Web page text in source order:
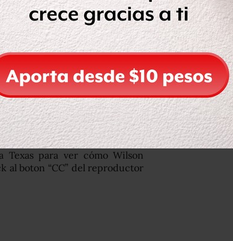
Texas para ver cómo Wilson
al boton “CC” del reproductor